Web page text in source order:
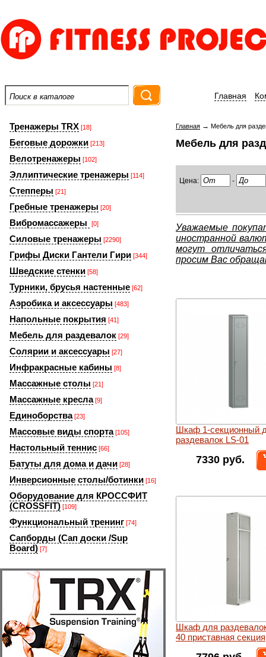
Главная
Тренажеры TRX [18]
Беговые дорожки [213]
Велотренажеры [102]
Эллиптические тренажеры [114]
Степперы [21]
Гребные тренажеры [20]
Вибромассажеры [0]
Силовые тренажеры [2290]
Грифы Диски Гантели Гири [344]
Шведские стенки [58]
Турники, брусья настенные [62]
Аэробика и аксессуары [483]
Напольные покрытия [41]
Мебель для раздевалок [29]
Солярии и аксессуары [27]
Инфракрасные кабины [8]
Массажные столы [21]
Массажные кресла [9]
Единоборства [23]
Массовые виды спорта [105]
Настольный теннис [66]
Батуты для дома и дачи [28]
Инверсионные столы/ботинки [16]
Оборудование для КРОССФИТ
(CROSSFIT) [109]
Функциональный тренинг [74]
Сапборды (Сап доски /Sup
Board) [7]
Главная → Мебель для
Мебель для
Цена: -
Уважаемые
иностранной
могут
просим Вас
Шкаф 1-секционный
раздевалок LS-01
7330 руб.
Шкаф для
40 приставная секция